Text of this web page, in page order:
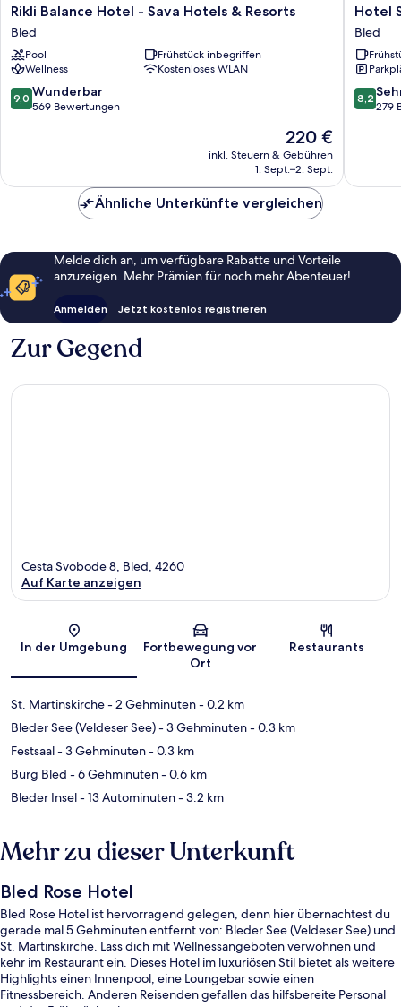
Rikli
Balance
Hotel
-
Sava
Hotels
&
Rikli Balance Hotel - Sava Hotels & Resorts
Bled
Pool
Frühstück inbegriffen
Wellness
Kostenloses WLAN
9.0
von
9,0 Wunderbar
569 Bewertungen
Der
Preis
beträgt
220 €
inkl. Steuern & Gebühren
1. Sept.–2. Sept.
Hotel
Savica
Garni
-
Sava
Hotels
&
Hotel
Bled
8.2
von
8,2
279
Ähnliche Unterkünfte vergleichen
Melde dich an, um verfügbare Rabatte und Vorteile
anzuzeigen. Mehr Prämien für noch mehr Abenteuer!
Anmelden Jetzt kostenlos registrieren
Zur Gegend
Karte
Cesta Svobode 8, Bled, 4260
Auf Karte anzeigen
In der Umgebung
Fortbewegung vor
Ort
Restaurants
St. Martinskirche- 2 Gehminuten- 0.2 km
Bleder See (Veldeser See)- 3 Gehminuten- 0.3 km
Festsaal- 3 Gehminuten- 0.3 km
Burg Bled - 6 Gehminuten- 0.6 km
Bleder Insel- 13 Autominuten- 3.2 km
Mehr zu dieser Unterkunft
Bled Rose Hotel
Bled Rose Hotel ist hervorragend gelegen, denn hier übernachtest du
gerade mal 5 Gehminuten entfernt von: Bleder See (Veldeser See) und
St. Martinskirche. Lass dich mit Wellnessangeboten verwöhnen und
kehr im Restaurant ein. Dieses Hotel im luxuriösen Stil bietet als weitere
Highlights einen Innenpool, eine Loungebar sowie einen
Fitnessbereich. Anderen Reisenden gefallen das hilfsbereite Personal